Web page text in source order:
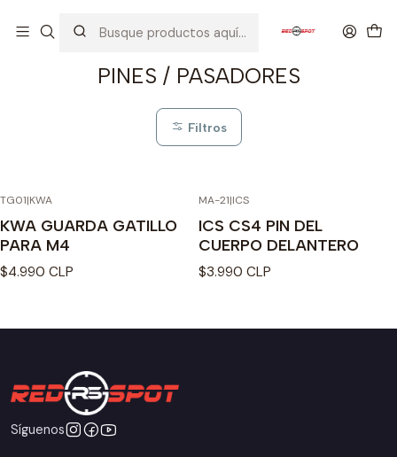
PINES / PASADORES
Filtros
TG01|KWA
KWA GUARDA GATILLO
PARA M4
$4.990 CLP
MA-21|ICS
ICS CS4 PIN DEL
CUERPO DELANTERO
$3.990 CLP
Síguenos